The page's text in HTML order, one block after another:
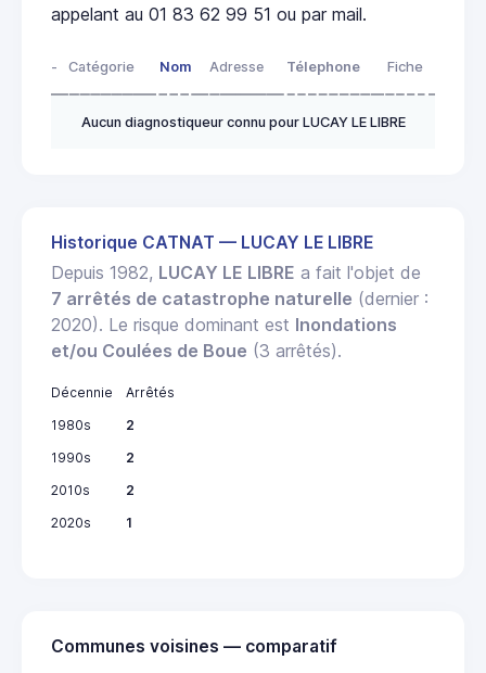
appelant au 01 83 62 99 51 ou par mail.
- Catégorie Nom Adresse Télephone Fiche
Aucun diagnostiqueur connu pour LUCAY LE LIBRE
Historique CATNAT — LUCAY LE LIBRE
Depuis 1982, LUCAY LE LIBRE a fait l'objet de
7 arrêtés de catastrophe naturelle (dernier :
2020). Le risque dominant est Inondations
et/ou Coulées de Boue (3 arrêtés).
Décennie
Arrêtés
1980s
2
1990s
2
2010s
2
2020s
1
Communes voisines — comparatif